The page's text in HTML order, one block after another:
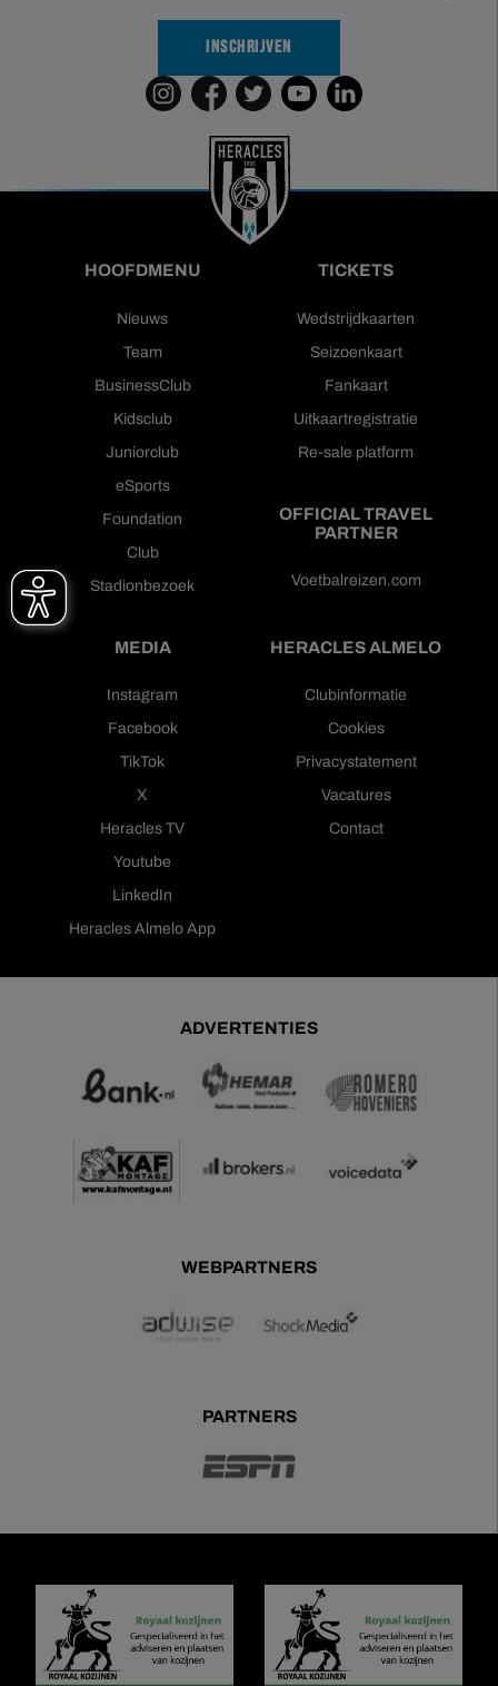
INSCHRIJVEN
HOOFDMENU
Nieuws
Team
BusinessClub
Kidsclub
Juniorclub
eSports
Foundation
Club
Stadionbezoek
TICKETS
Wedstrijdkaarten
Seizoenkaart
Fankaart
Uitkaartregistratie
Re-sale platform
OFFICIAL TRAVEL
PARTNER
Voetbalreizen.com
MEDIA
Instagram
Facebook
TikTok
X
Heracles TV
Youtube
LinkedIn
Heracles Almelo App
HERACLES ALMELO
Clubinformatie
Cookies
Privacystatement
Vacatures
Contact
ADVERTENTIES
WEBPARTNERS
PARTNERS